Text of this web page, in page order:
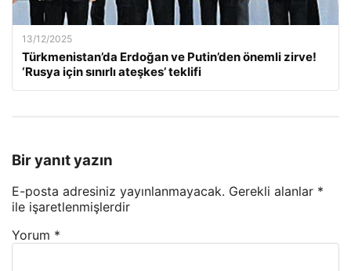
13/12/2025
Türkmenistan’da Erdoğan ve Putin’den önemli zirve!
‘Rusya için sınırlı ateşkes’ teklifi
Bir yanıt yazın
E-posta adresiniz yayınlanmayacak. Gerekli alanlar *
ile işaretlenmişlerdir
Yorum *